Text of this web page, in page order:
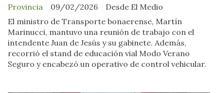
Desde El Medio
Provincia
09/02/2026
El ministro de Transporte bonaerense, Martín
Marinucci, mantuvo una reunión de trabajo con el
intendente Juan de Jesús y su gabinete. Además,
recorrió el stand de educación vial Modo Verano
Seguro y encabezó un operativo de control vehicular.